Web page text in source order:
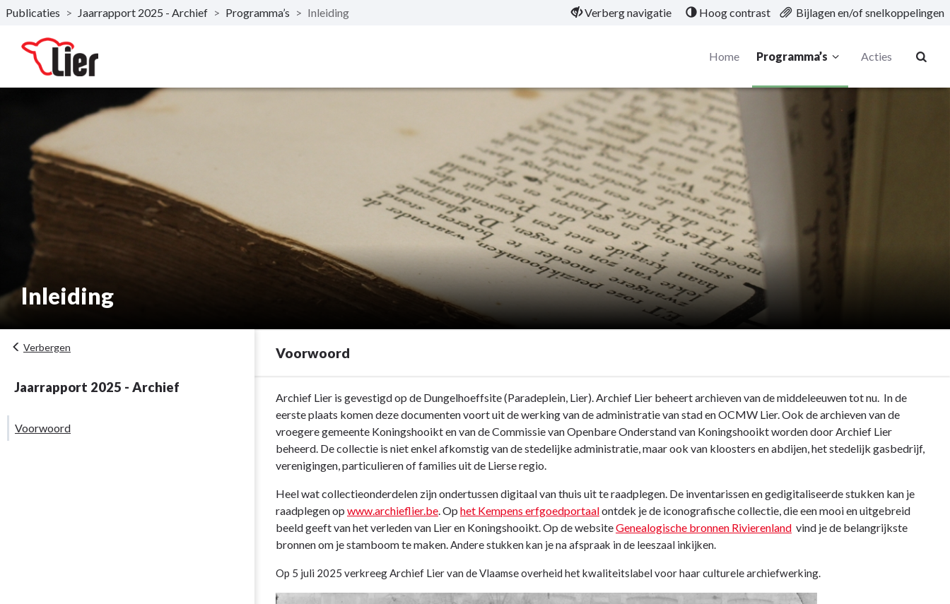
Naar hoofdinhoud
Publicaties > Jaarrapport 2025 - Archief > Programma’s > Inleiding Verberg navigatie Hoog contrast Bijlagen en/of snelkoppelingen
Home Programma’s Acties
Inleiding
Verbergen
Jaarrapport 2025 - Archief
Voorwoord
Voorwoord
Terug
navigatie
Inleiding
Voorwoord
Archief Lier is gevestigd op de Dungelhoeffsite (Paradeplein, Lier). Archief Lier beheert archieven van de middeleeuwen tot nu. In de
eerste plaats komen deze documenten voort uit de werking van de administratie van stad en OCMW Lier. Ook de archieven van de
vroegere gemeente Koningshooikt en van de Commissie van Openbare Onderstand van Koningshooikt worden door Archief Lier
beheerd. De collectie is niet enkel afkomstig van de stedelijke administratie, maar ook van kloosters en abdijen, het stedelijk gasbedrijf,
verenigingen, particulieren of families uit de Lierse regio.
Heel wat collectieonderdelen zijn ondertussen digitaal van thuis uit te raadplegen. De inventarissen en gedigitaliseerde stukken kan je
raadplegen op www.archieflier.be. Op het Kempens erfgoedportaalontdek je de iconografische collectie, die een mooi en uitgebreid
beeld geeft van het verleden van Lier en Koningshooikt. Op de websiteGenealogische bronnen Rivierenland vind je de belangrijkste
bronnen om je stamboom te maken.Andere stukken kan je na afspraak in de leeszaal inkijken.
Op 5 juli 2025 verkreeg Archief Lier van de Vlaamse overheid het kwaliteitslabel voor haar culturele archiefwerking.